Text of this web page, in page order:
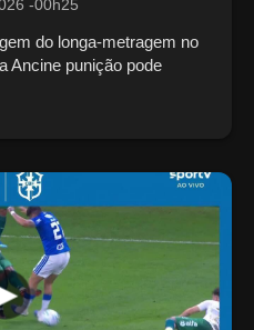
-00h25
do longa-metragem no
Ancine punição pode